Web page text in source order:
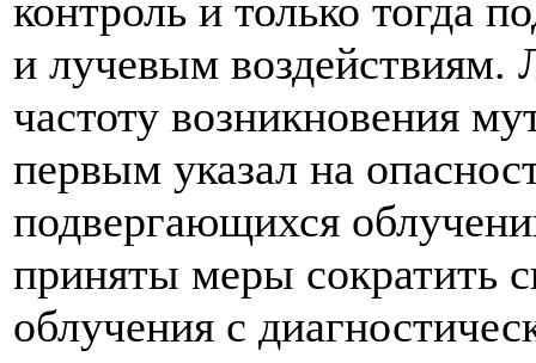
контроль и только тогда
и лучевым воздействиям.
частоту возникновения
первым указал на
подвергающихся
приняты меры сократить
облучения с